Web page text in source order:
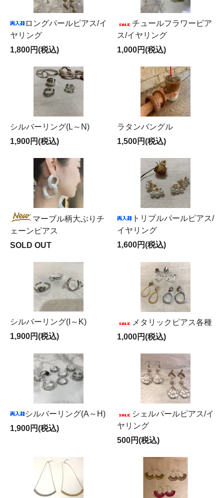
ロングパールピアス/イ
ヤリング
1,800円(税込)
チュールフラワーピア
ス/イヤリング
1,000円(税込)
シルバーリング(L～N)
1,900円(税込)
ラタンバングル
1,500円(税込)
マーブル柄大ぶりチ
ェーンピアス
SOLD OUT
トリプルパールピアス/
イヤリング
1,600円(税込)
シルバーリング(I～K)
1,900円(税込)
メタリックピアス各種
1,000円(税込)
シルバーリング(A～H)
1,900円(税込)
シェルパールピアス/イ
ヤリング
500円(税込)